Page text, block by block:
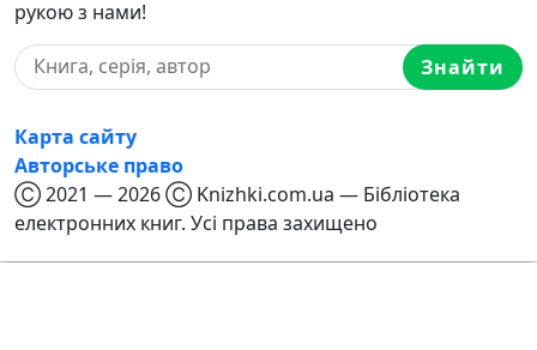
рукою з нами!
Знайти
Карта сайту
Авторське право
Ⓒ 2021 — 2026 Ⓒ Knizhki.com.ua — Бібліотека
електронних книг. Усі права захищено